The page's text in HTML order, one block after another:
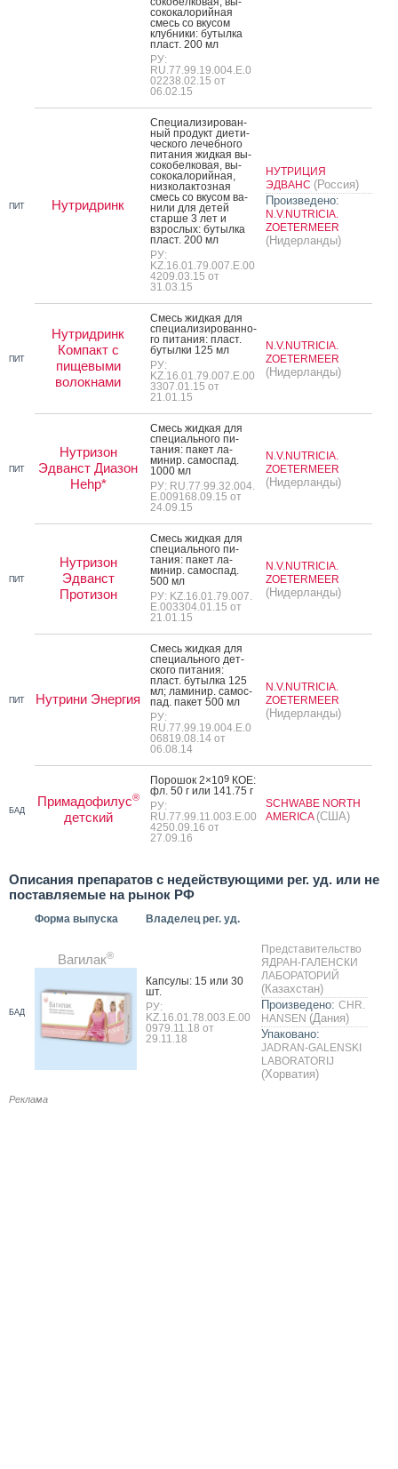
соко­кало­рий­ная
смесь со вку­сом
клуб­ни­ки: бу­тыл­ка
пласт. 200 мл
РУ:
RU.77.99.19.004.E.0
02238.02.15 от
06.02.15
ПИТ Нутридринк
Спе­ци­али­зиро­ван­
ный про­дукт ди­ети­
чес­ко­го ле­чеб­но­го
пи­тания жид­кая вы­
соко­бел­ко­вая, вы­
соко­кало­рий­ная,
низ­ко­лак­тозная
смесь со вку­сом ва­
нили для де­тей
стар­ше 3 лет и
взрос­лых: бу­тыл­ка
пласт. 200 мл
РУ:
KZ.16.01.79.007.E.00
4209.03.15 от
31.03.15
НУТРИЦИЯ
ЭДВАНС (Россия)
Произведено:
N.V.NUTRICIA.
ZOETERMEER
(Нидерланды)
ПИТ
Нутридринк
Компакт с
пищевыми
волокнами
Смесь жид­кая для
спе­ци­али­зиро­ван­но­
го пи­тания: пласт.
бу­тыл­ки 125 мл
РУ:
KZ.16.01.79.007.E.00
3307.01.15 от
21.01.15
N.V.NUTRICIA.
ZOETERMEER
(Нидерланды)
ПИТ
Нутризон
Эдванст Диазон
Hehp*
Смесь жид­кая для
спе­ци­аль­но­го пи­
тания: па­кет ла­
минир. са­мос­пад.
1000 мл
РУ: RU.77.99.32.004.
Е.009168.09.15 от
24.09.15
N.V.NUTRICIA.
ZOETERMEER
(Нидерланды)
ПИТ
Нутризон
Эдванст
Протизон
Смесь жид­кая для
спе­ци­аль­но­го пи­
тания: па­кет ла­
минир. са­мос­пад.
500 мл
РУ: KZ.16.01.79.007.
Е.003304.01.15 от
21.01.15
N.V.NUTRICIA.
ZOETERMEER
(Нидерланды)
ПИТ Нутрини Энергия
Смесь жид­кая для
спе­ци­аль­но­го дет­
ско­го пи­тания:
пласт. бу­тыл­ка 125
мл; ла­минир. са­мос­
пад. па­кет 500 мл
РУ:
RU.77.99.19.004.E.0
06819.08.14 от
06.08.14
N.V.NUTRICIA.
ZOETERMEER
(Нидерланды)
БАД
Примадофилус®
детский
По­рошок 2×109 КОЕ:
фл. 50 г или 141.75 г
РУ:
RU.77.99.11.003.Е.00
4250.09.16 от
27.09.16
SCHWABE NORTH
AMERICA (США)
Описания препаратов с недействующими рег. уд. или не
поставляемые на рынок РФ
Форма выпуска Владелец рег. уд.
БАД
Вагилак®
Кап­су­лы: 15 или 30
шт.
РУ:
KZ.16.01.78.003.Е.00
0979.11.18 от
29.11.18
Представительство
ЯДРАН-ГАЛЕНСКИ
ЛАБОРАТОРИЙ
(Казахстан)
Произведено: CHR.
HANSEN (Дания)
Упаковано:
JADRAN-GALENSKI
LABORATORIJ
(Хорватия)
Реклама